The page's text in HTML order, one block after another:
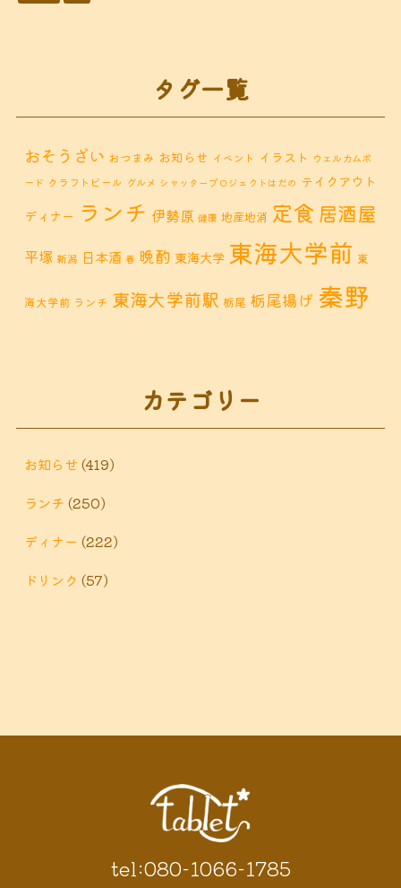
タグ一覧
おそうざい おつまみ お知らせ イベント イラスト ウェルカムボ
ード クラフトビール グルメ シャッタープロジェクトはだの テイクアウト
ディナー ランチ 伊勢原 健康 地産地消 定食 居酒屋
平塚 新潟 日本酒 春 晩酌 東海大学 東海大学前 東
海大学前 ランチ 東海大学前駅 栃尾 栃尾揚げ 秦野
鶴巻 カフェ
ィナー鶴巻 ランチ
泉鶴巻温泉駅
カテゴリー
お知らせ (419)
ランチ (250)
ディナー (222)
ドリンク (57)
tel:080-1066-1785